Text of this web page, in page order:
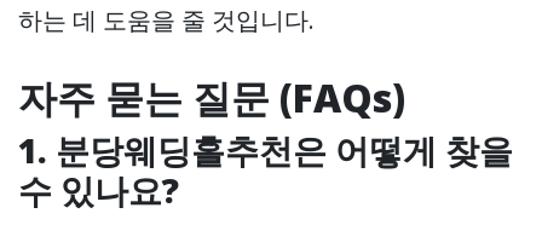
하는 데 도움을 줄 것입니다.
자주 묻는 질문 (FAQs)
1. 분당웨딩홀추천은 어떻게 찾을
수 있나요?